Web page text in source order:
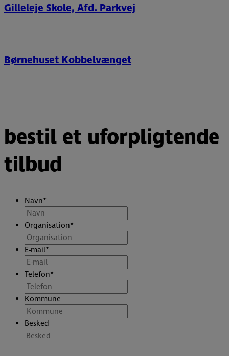
Gilleleje Skole, Afd. Parkvej
Børnehuset Kobbelvænget
bestil et uforpligtende
tilbud
Navn*
Organisation*
E-mail*
Telefon*
Kommune
Besked